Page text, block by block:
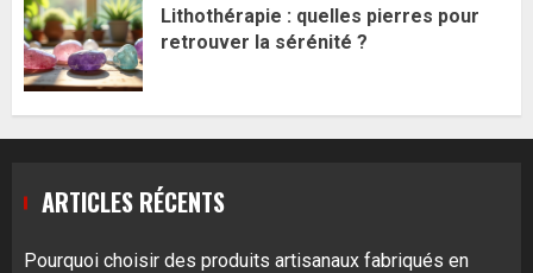
Lithothérapie : quelles pierres pour
retrouver la sérénité ?
ARTICLES RÉCENTS
Pourquoi choisir des produits artisanaux fabriqués en